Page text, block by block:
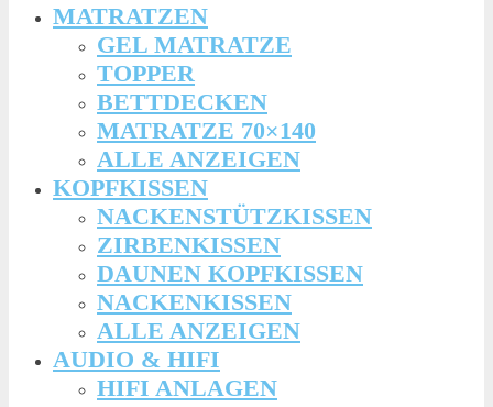
MATRATZEN
GEL MATRATZE
TOPPER
BETTDECKEN
MATRATZE 70×140
ALLE ANZEIGEN
KOPFKISSEN
NACKENSTÜTZKISSEN
ZIRBENKISSEN
DAUNEN KOPFKISSEN
NACKENKISSEN
ALLE ANZEIGEN
AUDIO & HIFI
HIFI ANLAGEN